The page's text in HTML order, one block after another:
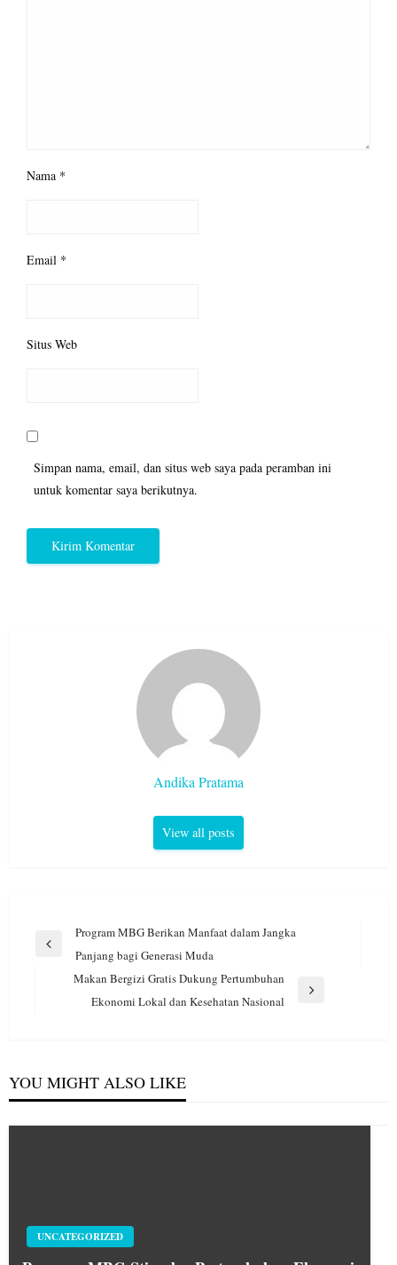
Nama *
Email *
Situs Web
Simpan nama, email, dan situs web saya pada peramban ini
untuk komentar saya berikutnya.
Andika Pratama
View all posts
Navigasi
pos
Previous
Program MBG Berikan Manfaat dalam Jangka
Panjang bagi Generasi Muda
Makan Bergizi Gratis Dukung Pertumbuhan
Ekonomi Lokal dan Kesehatan Nasional
YOU MIGHT ALSO LIKE
UNCATEGORIZED